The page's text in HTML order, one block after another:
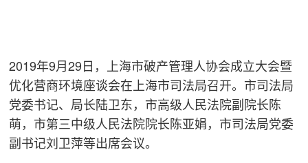
2019年9月29日，上海市破产管理人协会成立大会暨
优化营商环境座谈会在上海市司法局召开。市司法局
党委书记、局长陆卫东，市高级人民法院副院长陈
萌，市第三中级人民法院院长陈亚娟，市司法局党委
副书记刘卫萍等出席会议。